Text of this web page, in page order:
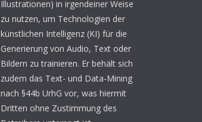
Illustrationen) in irgendeiner Weise
zu nutzen, um Technologien der
künstlichen Intelligenz (KI) für die
Generierung von Audio, Text oder
Bildern zu trainieren. Er behält sich
zudem das Text- und Data-Mining
nach §44b UrhG vor, was hiermit
Dritten ohne Zustimmung des